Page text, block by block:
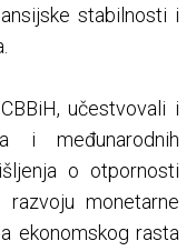
stabilnosti i
učestvovali i
i međunarodnih
o otpornosti
razvoju monetarne
ekonomskog rasta